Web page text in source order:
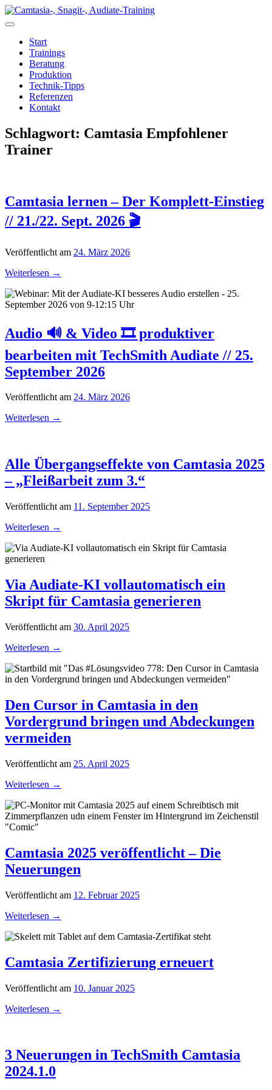
Zum
Inhalt
Start
Trainings
Beratung
Produktion
Technik-Tipps
Referenzen
Kontakt
Schlagwort: Camtasia Empfohlener
Trainer
Camtasia lernen – Der Komplett-Einstieg
// 21./22. Sept. 2026 🎬
Veröffentlicht am 24. März 2026
Weiterlesen →
Audio 🔊 & Video 🎞️ produktiver
bearbeiten mit TechSmith Audiate // 25.
September 2026
Veröffentlicht am 24. März 2026
Weiterlesen →
Alle Übergangseffekte von Camtasia 2025
– „Fleißarbeit zum 3.“
Veröffentlicht am 11. September 2025
Weiterlesen →
Via Audiate-KI vollautomatisch ein
Skript für Camtasia generieren
Veröffentlicht am 30. April 2025
Weiterlesen →
Den Cursor in Camtasia in den
Vordergrund bringen und Abdeckungen
vermeiden
Veröffentlicht am 25. April 2025
Weiterlesen →
Camtasia 2025 veröffentlicht – Die
Neuerungen
Veröffentlicht am 12. Februar 2025
Weiterlesen →
Camtasia Zertifizierung erneuert
Veröffentlicht am 10. Januar 2025
Weiterlesen →
3 Neuerungen in TechSmith Camtasia
2024.1.0